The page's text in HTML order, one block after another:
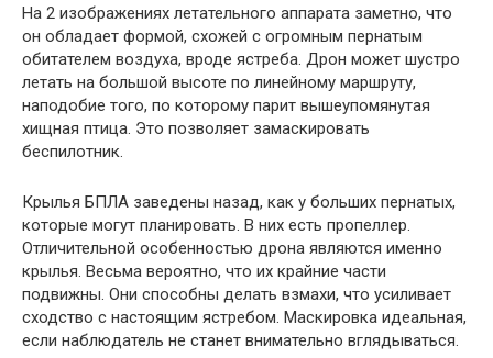
На 2 изображениях летательного аппарата заметно, что
он обладает формой, схожей с огромным пернатым
обитателем воздуха, вроде ястреба. Дрон может шустро
летать на большой высоте по линейному маршруту,
наподобие того, по которому парит вышеупомянутая
хищная птица. Это позволяет замаскировать
беспилотник.
Крылья БПЛА заведены назад, как у больших пернатых,
которые могут планировать. В них есть пропеллер.
Отличительной особенностью дрона являются именно
крылья. Весьма вероятно, что их крайние части
подвижны. Они способны делать взмахи, что усиливает
сходство с настоящим ястребом. Маскировка идеальная,
если наблюдатель не станет внимательно вглядываться.